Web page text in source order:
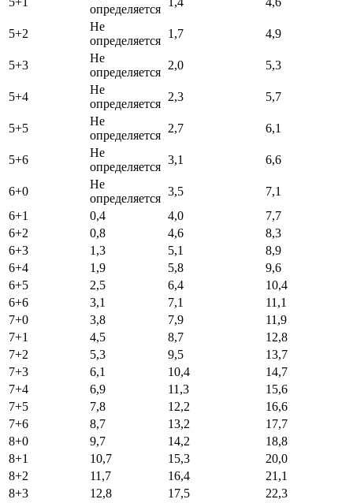
определяется
5+2
Не
определяется
1,7 4,9
5+3
Не
определяется
2,0 5,3
5+4
Не
определяется
2,3 5,7
5+5
Не
определяется
2,7 6,1
5+6
Не
определяется
3,1 6,6
6+0
Не
определяется
3,5
7,1
6+1
0,4 4,0
7,7
6+2
0,8 4,6
8,3
6+3
1,3 5,1
8,9
6+4
1,9 5,8
9,6
6+5
2,5 6,4
10,4
6+6
3,1 7,1
11,1
7+0
3,8 7,9
11,9
7+1
4,5 8,7
12,8
7+2
5,3 9,5
13,7
7+3
6,1 10,4
14,7
7+4
6,9 11,3
15,6
7+5
7,8 12,2
16,6
7+6
8,7 13,2
17,7
8+0
9,7 14,2
18,8
8+1
10,7 15,3
20,0
8+2
11,7 16,4
21,1
8+3
12,8 17,5
22,3